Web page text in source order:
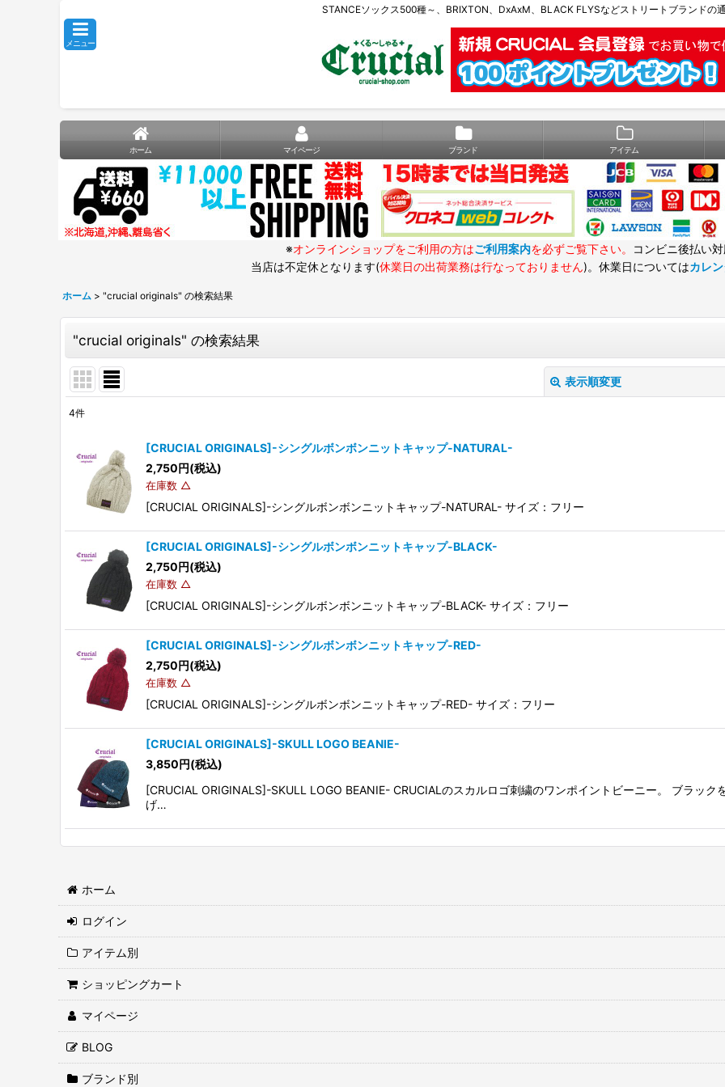
STANCEソックス500種～、BRIXTON、DxAxM、BLACK FLYSなどストリートブランドの
メニュー
ホーム マイページ ブランド アイテム
※オンラインショップをご利用の方はご利用案内を必ずご覧下さい。
コンビニ後払い
当店は不定休となります(休業日の出荷業務は行なっておりません)。休業日についてはカレ
ホーム > "crucial originals" の検索結果
"crucial originals" の検索結果
表示順変更
表示数:
並び順:
4件
[CRUCIAL ORIGINALS]-シングルボンボンニットキャップ-NATURAL-
2,750円(税込)
在庫数 △
[CRUCIAL ORIGINALS]-シングルボンボンニットキャップ-NATURAL- サイズ：フリー
[CRUCIAL ORIGINALS]-シングルボンボンニットキャップ-BLACK-
2,750円(税込)
在庫数 △
[CRUCIAL ORIGINALS]-シングルボンボンニットキャップ-BLACK- サイズ：フリー
[CRUCIAL ORIGINALS]-シングルボンボンニットキャップ-RED-
2,750円(税込)
在庫数 △
[CRUCIAL ORIGINALS]-シングルボンボンニットキャップ-RED- サイズ：フリー
[CRUCIAL ORIGINALS]-SKULL LOGO BEANIE-
3,850円(税込)
[CRUCIAL ORIGINALS]-SKULL LOGO BEANIE- CRUCIALのスカルロゴ刺繍のワンポイントビーニー。 ブラッ
げ…
ホーム
ログイン
アイテム別
ショッピングカート
マイページ
BLOG
ブランド別